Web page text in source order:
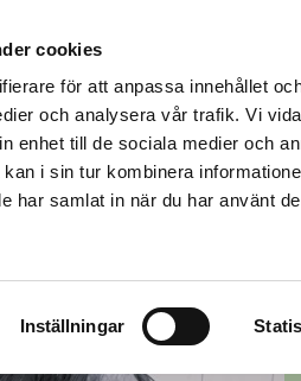
cookies
för att anpassa innehållet
och analysera vår trafik. Vi
enhet till de sociala medier och
i sin tur kombinera
har samlat in när du har använt
Inställningar
VÅR VERKSAMHET VÅRA
85 15